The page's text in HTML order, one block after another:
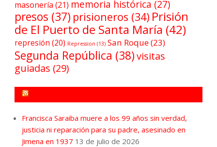
masonería (21) memoria histórica (27)
presos (37) prisioneros (34) Prisión
de El Puerto de Santa María (42)
represión (20) Repression (13) San Roque(23)
Segunda República (38)visitas
guiadas (29)
Francisca Saraiba muere a los 99 años sin verdad,
justicia ni reparación para su padre, asesinado en
Jimena en 1937 13 de julio de 2026